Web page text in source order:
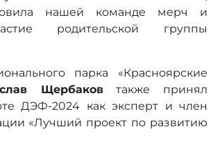
нашей команде мерч и
родительской группы
парка «Красноярские
Щербаковтакже принял
ДЭФ-2024 как эксперт и член
«Лучший проект по развитию